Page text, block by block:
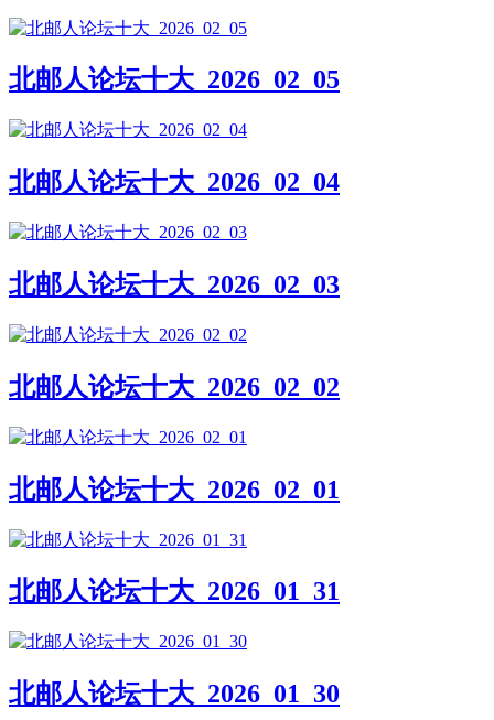
北邮人论坛十大_2026_02_05
北邮人论坛十大_2026_02_04
北邮人论坛十大_2026_02_03
北邮人论坛十大_2026_02_02
北邮人论坛十大_2026_02_01
北邮人论坛十大_2026_01_31
北邮人论坛十大_2026_01_30